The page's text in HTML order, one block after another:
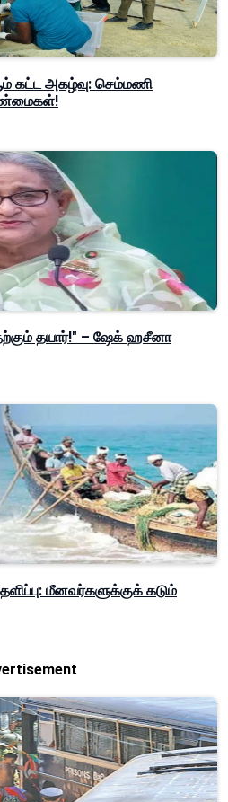
கட்ட அகழ்வு: செம்மணி
உண்மைகள்!
தயார்!" – ஷேக் ஹசீனா
மீனவர்களுக்குக் கடும்